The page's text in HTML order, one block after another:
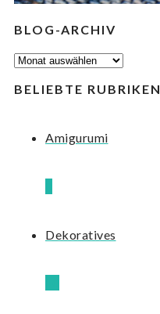
BLOG-ARCHIV
BLOG-
BELIEBTE RUBRIKEN
Amigurumi
Dekoratives